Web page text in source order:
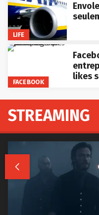
LIFE
FACEBOOK
likes
STREAMING
